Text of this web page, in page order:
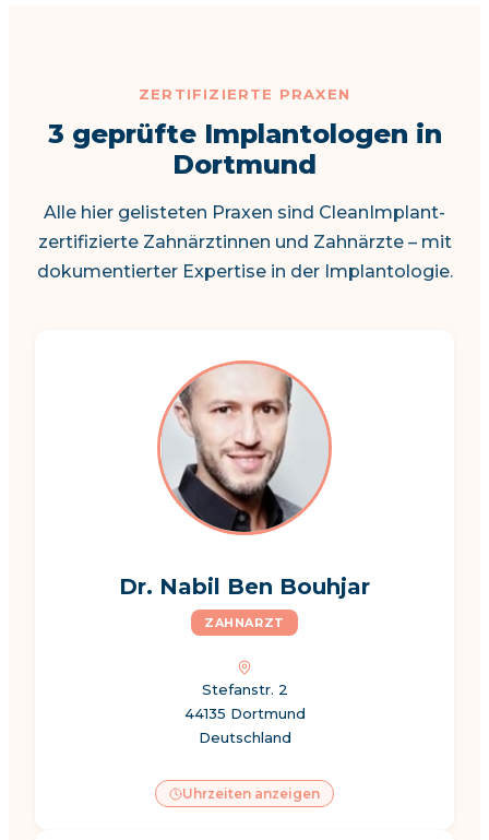
ZERTIFIZIERTE PRAXEN
3 geprüfte Implantologen in
Dortmund
Alle hier gelisteten Praxen sind CleanImplant-
zertifizierte Zahnärztinnen und Zahnärzte – mit
dokumentierter Expertise in der Implantologie.
Dr. Nabil Ben Bouhjar
ZAHNARZT
Stefanstr. 2
44135 Dortmund
Deutschland
Uhrzeiten anzeigen